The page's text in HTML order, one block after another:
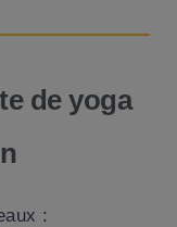
de yoga
: